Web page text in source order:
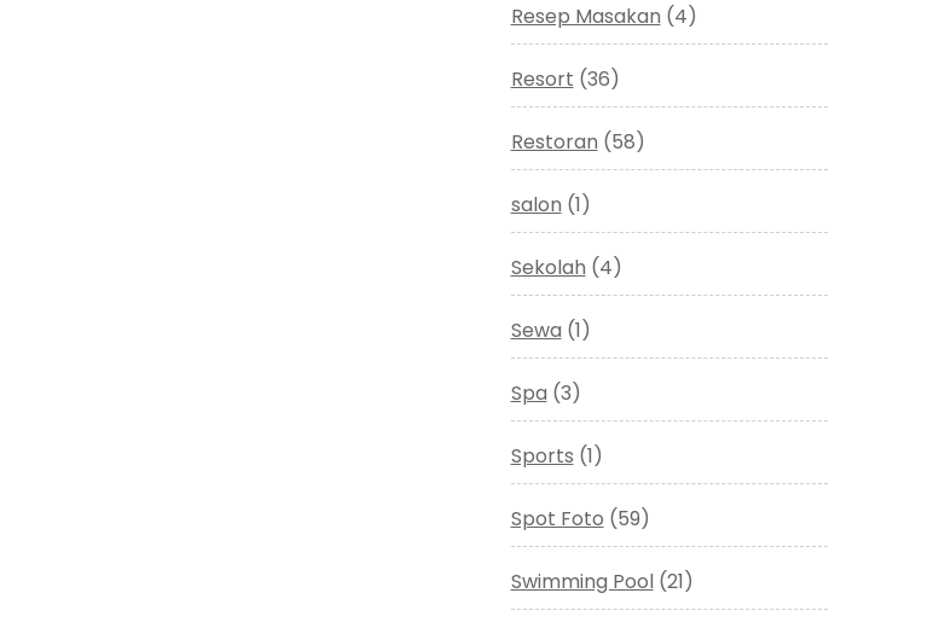
Resep Masakan (4)
Resort (36)
Restoran (58)
salon (1)
Sekolah (4)
Sewa (1)
Spa (3)
Sports (1)
Spot Foto (59)
Swimming Pool(21)